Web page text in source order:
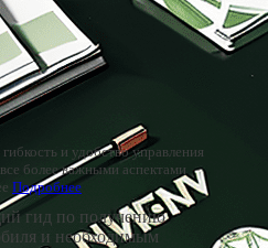
и удобство управления
более важными аспектами
Подробнее
гид по получению
и необходимым